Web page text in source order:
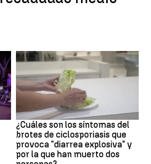
Brote
¿Cuáles son los síntomas del
brotes de ciclosporiasis que
provoca "diarrea explosiva" y
por la que han muerto dos